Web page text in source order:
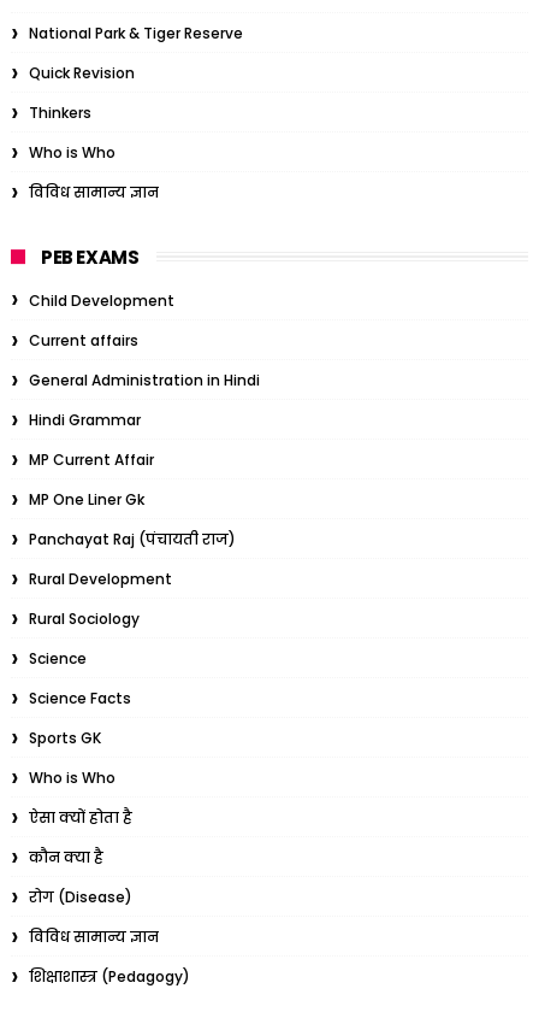
National Park & Tiger Reserve
Quick Revision
Thinkers
Who is Who
विविध सामान्य ज्ञान
PEB EXAMS
Child Development
Current affairs
General Administration in Hindi
Hindi Grammar
MP Current Affair
MP One Liner Gk
Panchayat Raj (पंचायती राज)
Rural Development
Rural Sociology
Science
Science Facts
Sports GK
Who is Who
ऐसा क्यों होता है
कौन क्या है
रोग (Disease)
विविध सामान्य ज्ञान
शिक्षाशास्त्र (Pedagogy)